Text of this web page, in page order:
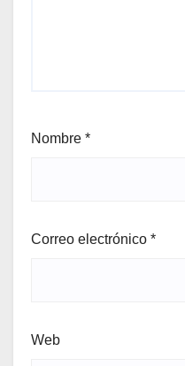
Nombre *
Correo electrónico *
Web